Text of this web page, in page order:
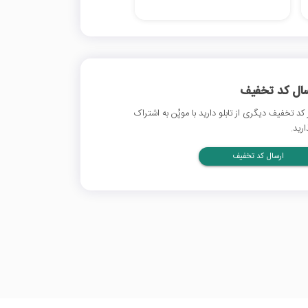
کد تخفیف
کد تخفیف دیگری از تابلو دارید با موپُن به اشتراک
ارسال کد تخفیف